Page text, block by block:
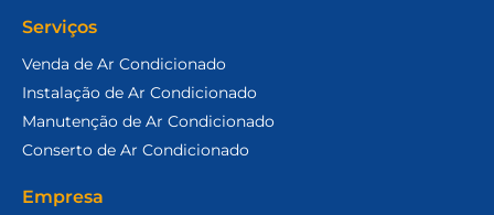
Serviços
Venda de Ar Condicionado
Instalação de Ar Condicionado
Manutenção de Ar Condicionado
Conserto de Ar Condicionado
Empresa